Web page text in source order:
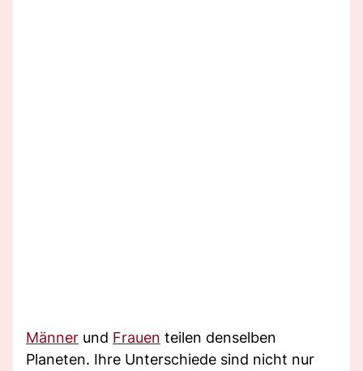
Männer und Frauen teilen denselben
Planeten. Ihre Unterschiede sind nicht nur